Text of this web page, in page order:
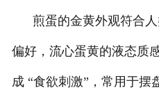
煎蛋的金黄外观符合人
偏好，流心蛋黄的液态质
成 “食欲刺激”，常用于摆